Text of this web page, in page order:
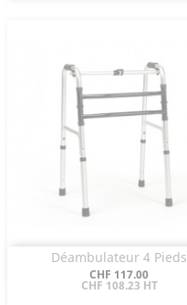
Déambulateur 4 Pieds
Prix
CHF 117.00
CHF 108.23 HT
Aperçu rapide